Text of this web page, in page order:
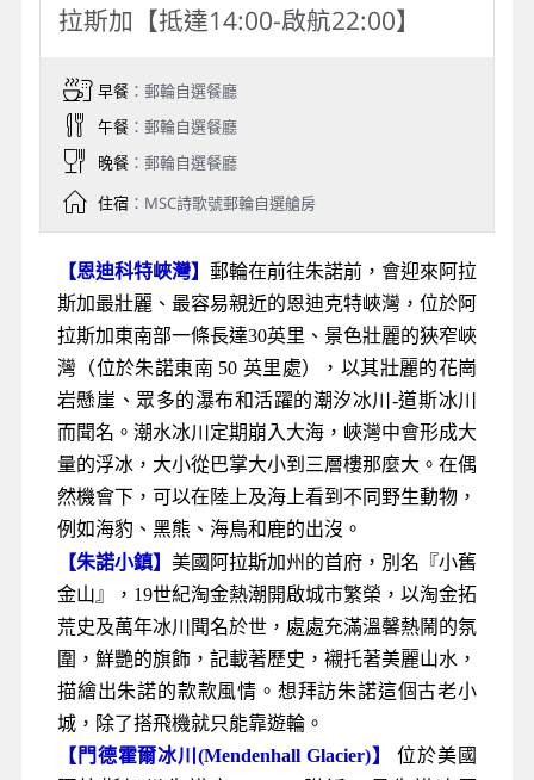
拉斯加【抵達14:00-啟航22:00】
早餐：郵輪自選餐廳
午餐：郵輪自選餐廳
晚餐：郵輪自選餐廳
住宿：MSC詩歌號郵輪自選艙房
【恩迪科特峽灣】 郵輪在前往朱諾前 ，會迎來阿拉
斯加最壯麗、最容易親近的恩迪克特峽灣，位於阿
拉斯加東南部一條長達30英里、景色壯麗的狹窄峽
灣 （位於朱諾東南 50 英里處），以其壯麗的花崗
岩懸崖、眾多的瀑布和活躍的潮汐冰川-道斯冰川
而聞名。 潮水冰川定期崩入大海，峽灣中會形成大
量的浮冰，大小從巴掌大小到三層樓那麼大。在偶
然機會下，可以在陸上及海上看到不同野生動物，
例如海豹、黑熊、海鳥和鹿的出沒。
【朱諾小鎮】 美國阿拉斯加州的首府，別名『小舊
金山』，19世紀淘金熱潮開啟城市繁榮，以淘金拓
荒史及萬年冰川聞名於世，處處充滿溫馨熱鬧的氛
圍，鮮艷的旗飾，記載著歷史，襯托著美麗山水，
描繪出朱諾的款款風情。想拜訪朱諾這個古老小
城，除了搭飛機就只能靠遊輪。
【門德霍爾冰川(Mendenhall Glacier)】
位於美國